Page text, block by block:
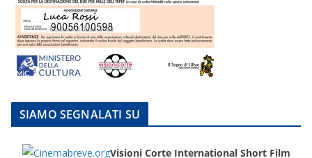
SIAMO SEGNALATI SU
Visioni Corte International Short Film